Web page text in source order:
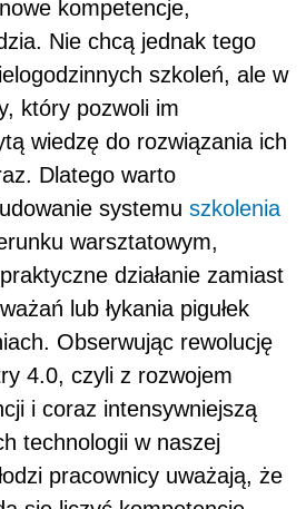
kompetencje,
Nie chcą jednak tego
szkoleń, ale w
który pozwoli im
wiedzę do rozwiązania ich
Dlatego warto
systemu szkolenia
warsztatowym,
działanie zamiast
lub łykania pigułek
Obserwując rewolucję
4.0, czyli z rozwojem
i coraz intensywniejszą
technologii w naszej
pracownicy uważają, że